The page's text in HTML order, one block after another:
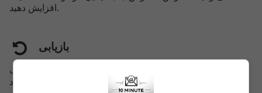
افزایش دهید.
بازیابی
ایمیل منقضی شده ی شما می تواند قبل از آنکه از سیستم حذف
شود، بازگردانده شود